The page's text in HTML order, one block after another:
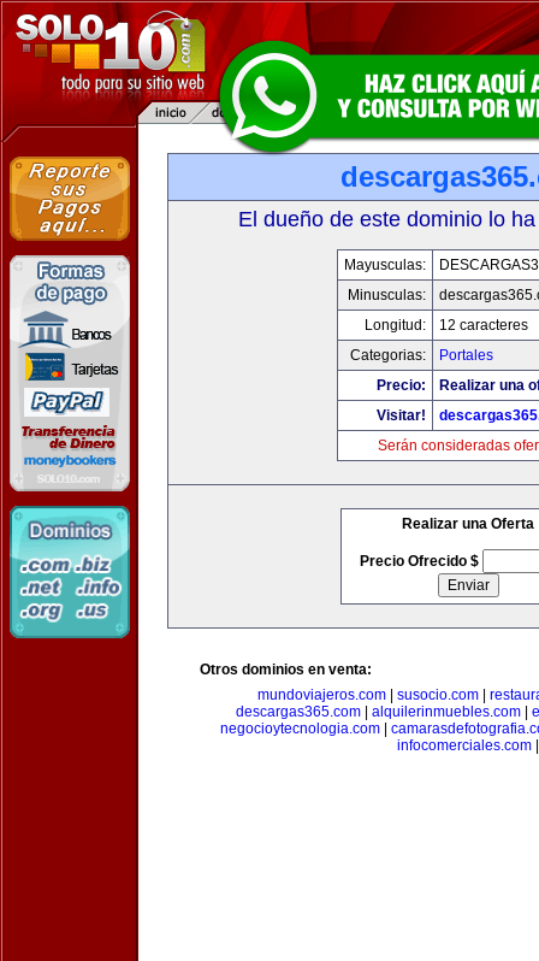
El dueño de este dominio lo
Mayusculas:
Minusculas:
Longitud:
12 caracteres
Categorias:
Portales
Precio:
Realizar una
Visitar!
Serán consideradas
Realizar una Oferta
Precio Ofrecido $
Otros dominios en venta:
mundoviajeros.com| susocio.com|
descargas365.com| alquilerinmuebles.com|
negocioytecnologia.com
infocomerciales.com